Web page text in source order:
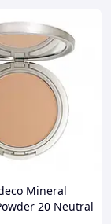
Mineral
20 Neutral